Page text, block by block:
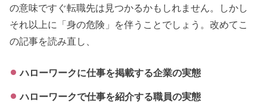
の意味ですぐ転職先は見つかるかもしれません。しかし
それ以上に「身の危険」を伴うことでしょう。改めてこ
の記事を読み直し、
ハローワークに仕事を掲載する企業の実態
ハローワークで仕事を紹介する職員の実態